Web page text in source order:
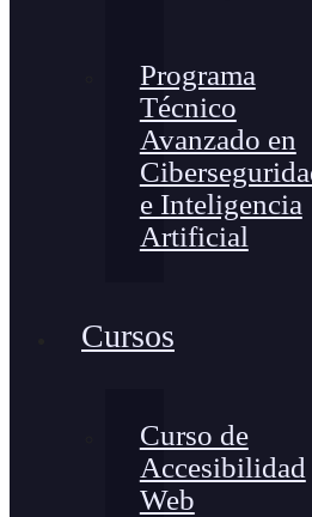
Programa
Técnico
Avanzado en
e Inteligencia
Artificial
Cursos
Curso de
Accesibilidad
Web